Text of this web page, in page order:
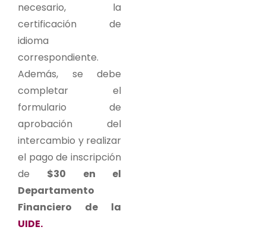
necesario, la
certificación de
idioma
correspondiente.
Además, se debe
completar el
formulario de
aprobación del
intercambio y realizar
el pago de inscripción
de $30 en el
Departamento
Financiero de la
UIDE.